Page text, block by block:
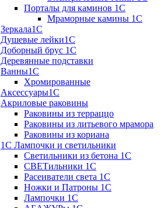
Порталы для каминов 1С
Мраморные камины 1C
Зеркала1С
Душевые лейки1С
Доборный брус 1С
Деревянные подставки
Ванны1С
Хромированные
Аксессуары1С
Акриловые раковины
Раковины из терраццо
Раковины из литьевого мрамора
Раковины из кориана
1С Лампочки и светильники
Светильники из бетона 1С
СВЕТильники 1С
Расеиватели света 1С
Ножки и Патроны 1С
Лампочки 1С